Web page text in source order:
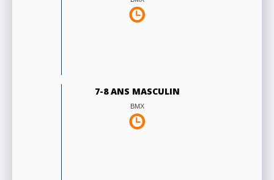
7-8 ANS MASCULIN
BMX